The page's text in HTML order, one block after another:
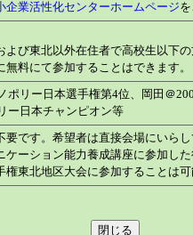
企業活性化センターホームページ
よび東北以外在住者で高校生以下
料にて参加することはできます。
ポリー日本選手権第4位、岡田＠
ー日本チャンピオン等
要です。希望者は直接会場にいら
ケーション能力養成講座に参加し
権東北地区大会に参加することは